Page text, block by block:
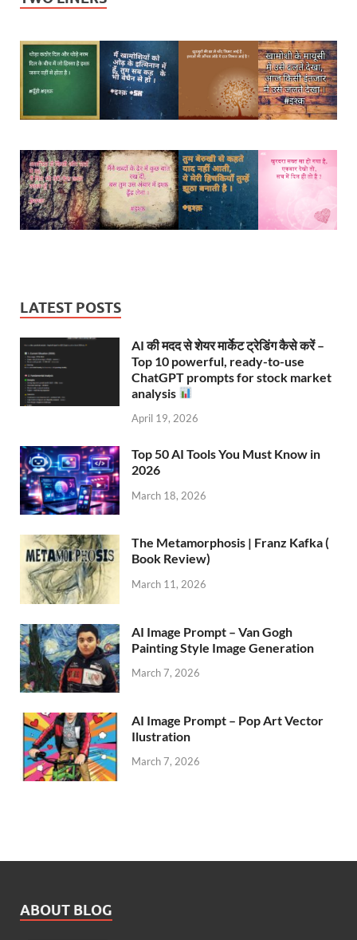
LATEST POSTS
AI की मदद से शेयर मार्केट ट्रेडिंग कैसे करें –
Top 10 powerful, ready-to-use
ChatGPT prompts for stock market
analysis
April 19, 2026
Top 50 AI Tools You Must Know in
2026
March 18, 2026
The Metamorphosis | Franz Kafka (
Book Review)
March 11, 2026
AI Image Prompt – Van Gogh
Painting Style Image Generation
March 7, 2026
AI Image Prompt – Pop Art Vector
Ilustration
March 7, 2026
ABOUT BLOG